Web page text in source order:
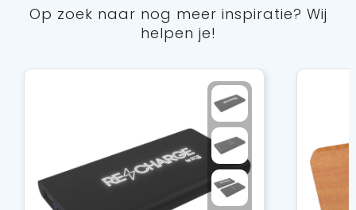
Op zoek naar nog meer inspiratie? Wij
helpen je!